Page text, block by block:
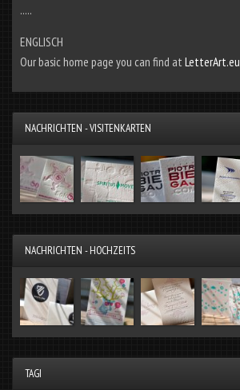
.....
ENGLISCH
Our basic home page you can find at LetterArt.eu
NACHRICHTEN - VISITENKARTEN
NACHRICHTEN - HOCHZEITS
TAGI